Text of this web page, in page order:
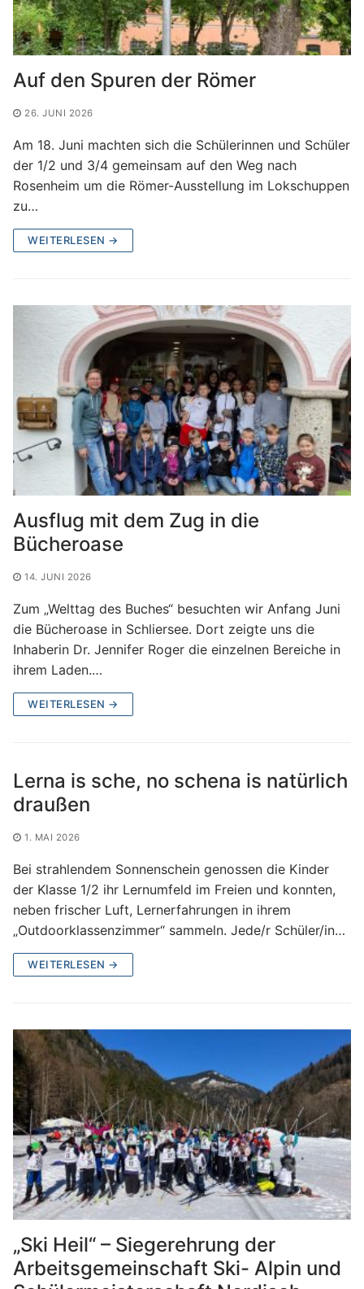
Auf den Spuren der Römer
26. JUNI 2026
Am 18. Juni machten sich die Schülerinnen und Schüler
der 1/2 und 3/4 gemeinsam auf den Weg nach
Rosenheim um die Römer-Ausstellung im Lokschuppen
zu…
WEITERLESEN →
Ausflug mit dem Zug in die
Bücheroase
14. JUNI 2026
Zum „Welttag des Buches“ besuchten wir Anfang Juni
die Bücheroase in Schliersee. Dort zeigte uns die
Inhaberin Dr. Jennifer Roger die einzelnen Bereiche in
ihrem Laden.…
WEITERLESEN →
Lerna is sche, no schena is natürlich
draußen
1. MAI 2026
Bei strahlendem Sonnenschein genossen die Kinder
der Klasse 1/2 ihr Lernumfeld im Freien und konnten,
neben frischer Luft, Lernerfahrungen in ihrem
„Outdoorklassenzimmer“ sammeln. Jede/r Schüler/in…
WEITERLESEN →
„Ski Heil“ – Siegerehrung der
Arbeitsgemeinschaft Ski- Alpin und